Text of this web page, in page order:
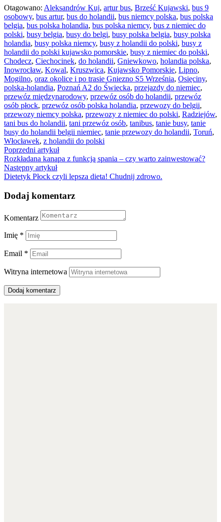
Otagowano: Aleksandrów Kuj, artur bus, Brześć Kujawski, bus 9
osobowy, bus artur, bus do holandii, bus niemcy polska, bus polska
belgia, bus polska holandia, bus polska niemcy, bus z niemiec do
polski, busy belgia, busy do belgi, busy polska belgia, busy polska
holandia, busy polska niemcy, busy z holandii do polski, busy z
holandii do polski kujawsko pomorskie, busy z niemiec do polski,
Chodecz, Ciechocinek, do holandii, Gniewkowo, holandia polska,
Inowrocław, Kowal, Kruszwica, Kujawsko Pomorskie, Lipno,
Mogilno, oraz okolice i po trasie Gniezno S5 Września, Osięciny,
polska-holandia, Poznań A2 do Świecka, przejazdy do niemiec,
przewóz międzynarodowy, przewóz osób do holandii, przewóz
osób płock, przewóz osób polska holandia, przewozy do belgii,
przewozy niemcy polska, przewozy z niemiec do polski, Radziejów,
tani bus do holandii, tani przewóz osób, tanibus, tanie busy, tanie
busy do holandii belgii niemiec, tanie przewozy do holandii, Toruń,
Włocławek, z holandii do polski
Nawigacja
wpisu
Poprzedni artykuł
Rozkładana kanapa z funkcją spania – czy warto zainwestować?
Następny artykuł
Dietetyk Płock czyli lepsza dieta! Chudnij zdrowo.
Dodaj komentarz
Komentarz
Imię *
Email *
Witryna internetowa